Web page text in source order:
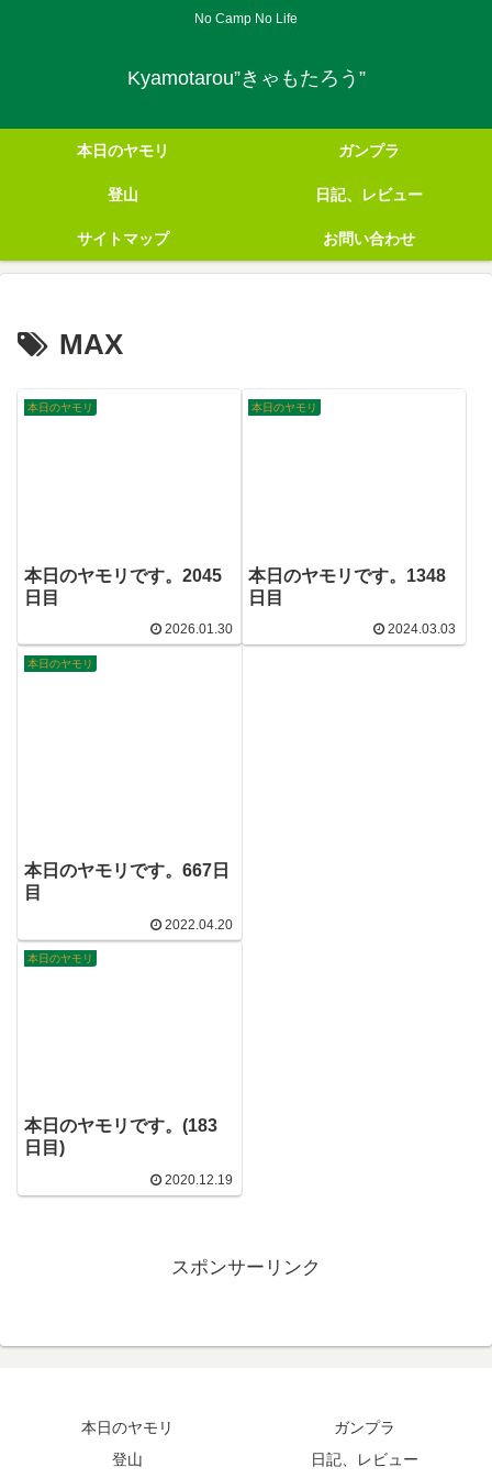
No Camp No Life
Kyamotarou”きゃもたろう”
本日のヤモリ ガンプラ
登山 日記、レビュー
サイトマップ お問い合わせ
MAX
本日のヤモリ
本日のヤモリです。2045
日目
2026.01.30
本日のヤモリ
本日のヤモリです。1348
日目
2024.03.03
本日のヤモリ
本日のヤモリです。667日
目
2022.04.20
本日のヤモリ
本日のヤモリです。(183
日目)
2020.12.19
スポンサーリンク
本日のヤモリ
ガンプラ
登山
日記、レビュー